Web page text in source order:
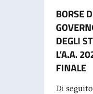
BORSE
DEGLI
L’A.A.
FINALE
Di